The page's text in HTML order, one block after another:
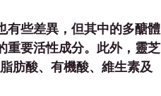
有些差異，但其中的多醣體
重要活性成分。此外，靈芝
肪酸、有機酸、維生素及